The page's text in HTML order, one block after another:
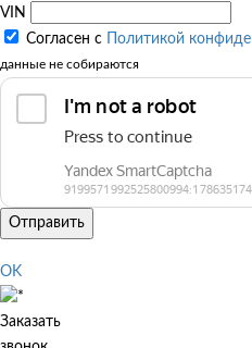
VIN
Согласен с
Политикой
данные не собираются
Отправить
OK
Заказать